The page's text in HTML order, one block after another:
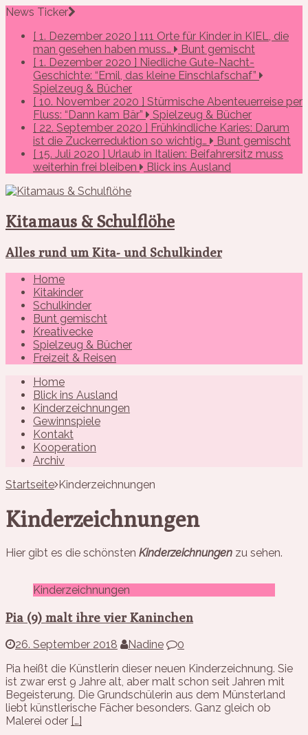
News Ticker
[ 1. Dezember 2020 ] 111 Orte für Kinder in KIEL, die
man gesehen haben muss…
Bunt gemischt
[ 1. Dezember 2020 ] Niedliche Gute-Nacht-
Geschichte: “Emil, das kleine Einschlafschaf”
Spielzeug & Bücher
[ 10. November 2020 ] Stürmische Abenteuerreise per
Fluss: “Dann kam Bär”
Spielzeug & Bücher
[ 22. September 2020 ] Frühkindliche Karies: Darum
ist die Zuckerreduktion so wichtig…
Bunt gemischt
[ 15. Juli 2020 ] Urlaub in Italien: Beifahrersitz muss
weiterhin frei bleiben
Blick ins Ausland
Kitamaus & Schulflöhe
Alles rund um Kita- und Schulkinder
Home
Kitakinder
Schulkinder
Bunt gemischt
Kreativecke
Spielzeug & Bücher
Freizeit & Reisen
Home
Blick ins Ausland
Kinderzeichnungen
Gewinnspiele
Kontakt
Kooperation
Archiv
Startseite Kinderzeichnungen
Kinderzeichnungen
Hier gibt es die schönsten Kinderzeichnungen zu sehen.
Kinderzeichnungen
Pia (9) malt ihre vier Kaninchen
26. September 2018 Nadine
0
Pia heißt die Künstlerin dieser neuen Kinderzeichnung. Sie
ist zwar erst 9 Jahre alt, aber malt schon seit Jahren mit
Begeisterung. Die Grundschülerin aus dem Münsterland
liebt künstlerische Fächer besonders. Ganz gleich ob
Malerei oder […]